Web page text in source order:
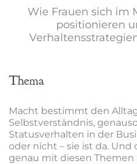
Wie Frauen sich im
positionieren
Thema
Macht bestimmt den
Selbstverständnis,
Statusverhalten in der
oder nicht – sie ist da. Und
genau mit diesen Themen